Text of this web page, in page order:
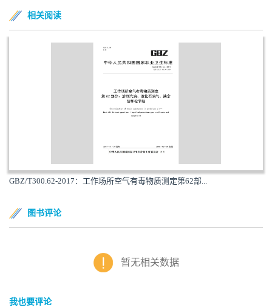
相关阅读
GBZ/T300.62-2017：工作场所空气有毒物质测定第62部...
图书评论
暂无相关数据
我也要评论